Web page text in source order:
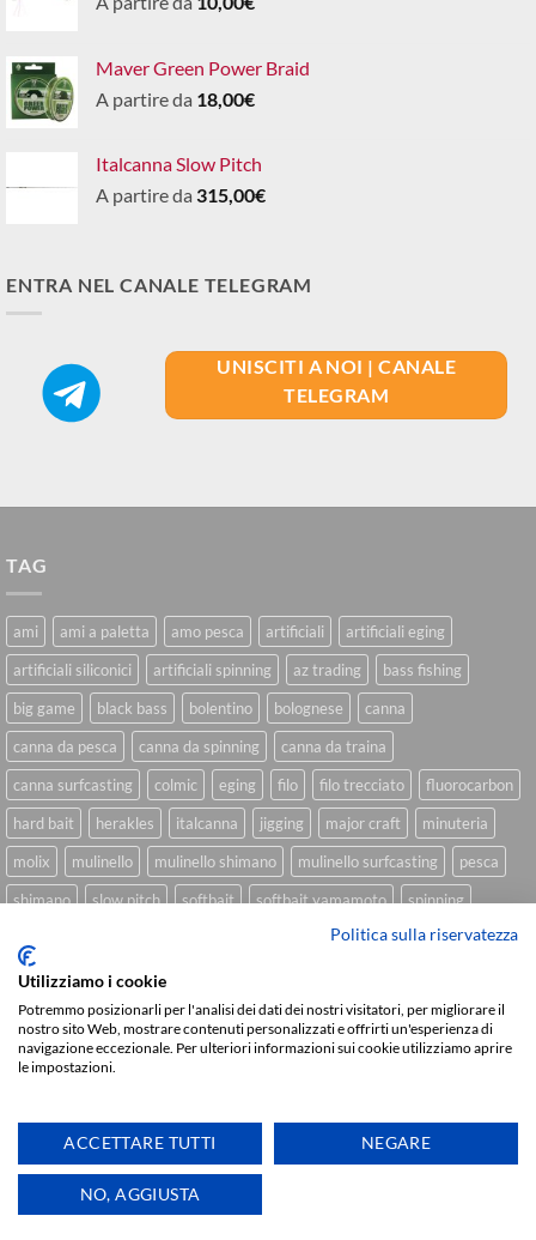
Maver Green Power Braid
A partire da 18,00€
Italcanna Slow Pitch
A partire da 315,00€
ENTRA NEL CANALE TELEGRAM
UNISCITI A NOI | CANALE
TELEGRAM
TAG
ami ami a paletta amo pesca artificiali
artificiali eging
artificiali siliconici
artificiali spinning az trading
bass fishing
big game
black bass bolentino bolognese
canna
canna da pesca
canna da spinning
canna da traina
canna surfcasting
colmic eging filo filo trecciato
fluorocarbon
hard bait
herakles italcanna jigging major craft
minuteria
molix
mulinello mulinello shimano mulinello surfcasting
pesca
shimano
slow pitch softbait softbait yamamoto
spinning
trecciato trolling tubertini
Sviluppato daWe Blink Design
CHI SIAMO BLOG FAQ CONTATTI
Copyright 2026 © IlMaestralePesca.it
Politica sulla riservatezza
Utilizziamo i cookie
Potremmo posizionarli per l'analisi dei dati dei nostri visitatori, per migliorare il
nostro sito Web, mostrare contenuti personalizzati e offrirti un'esperienza di
navigazione eccezionale. Per ulteriori informazioni sui cookie utilizziamo aprire
le impostazioni.
ACCETTARE TUTTI NEGARE
NO, AGGIUSTA